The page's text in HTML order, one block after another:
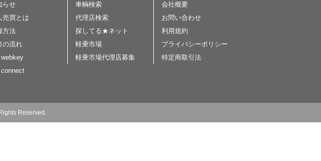
らせ
売買とは
方法
の流れ
車輌検索
代理店検索
探してる★ネット
軽乗市場
軽乗市場代理店募集
会社概要
お問い合わせ
利用規約
プライバシーポリシー
特定商取引法
Reserved.